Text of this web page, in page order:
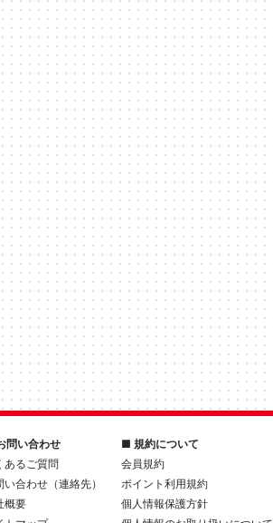
問い合わせ
あるご質問
い合わせ（連絡先）
概要
■ 規約について
会員規約
ポイント利用規約
個人情報保護方針